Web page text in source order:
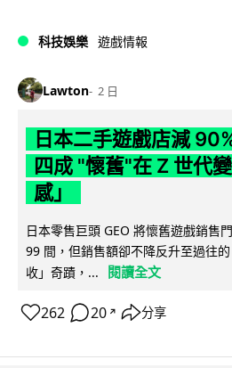
科技娛樂 遊戲情報
Lawton 2 日
日本二手遊戲店減
四成 "懷舊"在 Z 世代
感」
日本零售巨頭 GEO 將懷舊遊戲銷售
99 間，但銷售額卻不降反升至過往
收」奇蹟，...
閱讀全文
262 20 ↗ 分享